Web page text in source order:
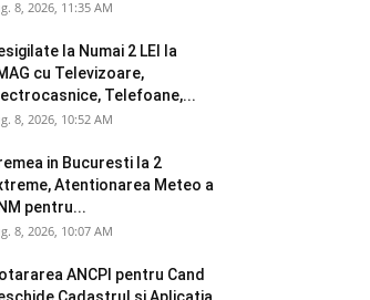
8, 2026, 11:35 AM
la Numai 2 LEI la
cu Televizoare,
Telefoane,...
8, 2026, 10:52 AM
in Bucuresti la 2
Atentionarea Meteo a
pentru...
8, 2026, 10:07 AM
ANCPI pentru Cand